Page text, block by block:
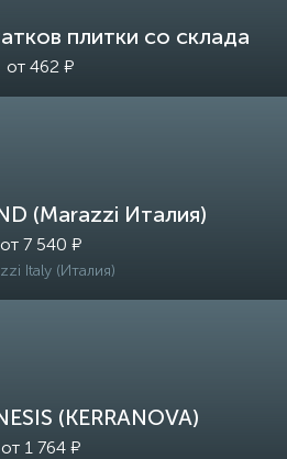
плитки со склада
от 462 ₽
(Marazzi Италия)
от 7 540 ₽
Italy (Италия)
(KERRANOVA)
от 1 764 ₽